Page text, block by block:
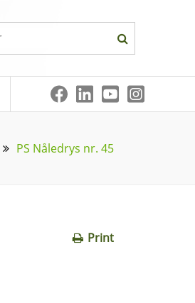
PS Nåledrys nr. 45
Print